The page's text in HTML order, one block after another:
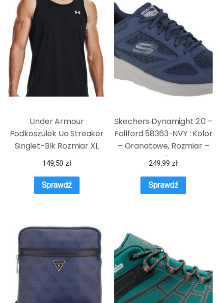
Under Armour
Podkoszulek Ua Streaker
Singlet-Blk Rozmiar XL
149,50 zł
Sprawdź
Skechers Dynamight 2.0 –
Fallford 58363-NVY : Kolor
– Granatowe, Rozmiar –
43
249,99 zł
Sprawdź